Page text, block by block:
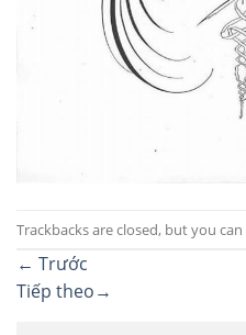
Trackbacks are closed, but you can
← Trước
Tiếp theo→